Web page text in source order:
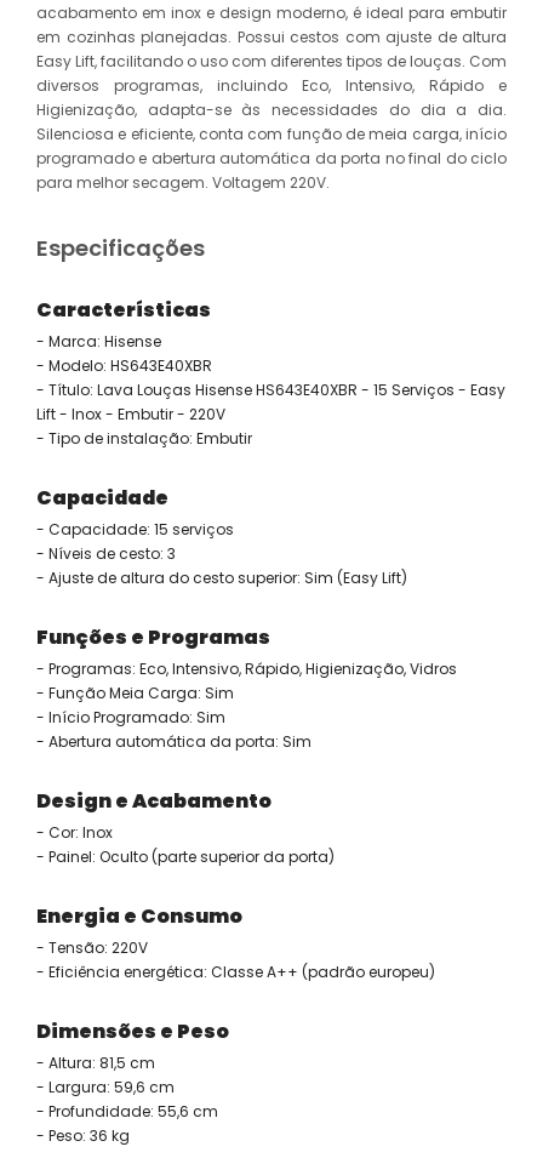
acabamento em inox e design moderno, é ideal para embutir
em cozinhas planejadas. Possui cestos com ajuste de altura
Easy Lift, facilitando o uso com diferentes tipos de louças. Com
diversos programas, incluindo Eco, Intensivo, Rápido e
Higienização, adapta-se às necessidades do dia a dia.
Silenciosa e eficiente, conta com função de meia carga, início
programado e abertura automática da porta no final do ciclo
para melhor secagem. Voltagem 220V.
Especificações
Características
- Marca: Hisense
- Modelo: HS643E40XBR
- Título: Lava Louças Hisense HS643E40XBR - 15 Serviços - Easy
Lift - Inox - Embutir - 220V
- Tipo de instalação: Embutir
Capacidade
- Capacidade: 15 serviços
- Níveis de cesto: 3
- Ajuste de altura do cesto superior: Sim (Easy Lift)
Funções e Programas
- Programas: Eco, Intensivo, Rápido, Higienização, Vidros
- Função Meia Carga: Sim
- Início Programado: Sim
- Abertura automática da porta: Sim
Design e Acabamento
- Cor: Inox
- Painel: Oculto (parte superior da porta)
Energia e Consumo
- Tensão: 220V
- Eficiência energética: Classe A++ (padrão europeu)
Dimensões e Peso
- Altura: 81,5 cm
- Largura: 59,6 cm
- Profundidade: 55,6 cm
- Peso: 36 kg